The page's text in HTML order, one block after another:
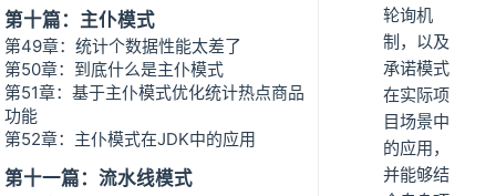
第十篇：主仆模式
第49章：统计个数据性能太差了
第50章：到底什么是主仆模式
第51章：基于主仆模式优化统计热点商品
功能
第52章：主仆模式在JDK中的应用
第十一篇：流水线模式
轮询机
制，以及
承诺模式
在实际项
目场景中
的应用，
并能够结